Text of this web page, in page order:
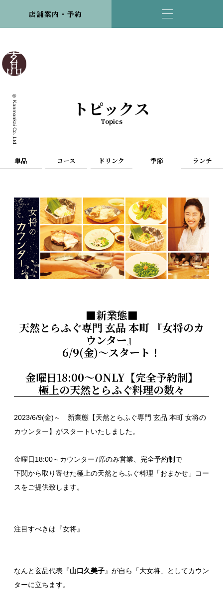
店舗案内・予約
© Kanmonkai Co.,Ltd. トピックス
Topics
単品 コース ドリンク 季節 ランチ
■新業態■
天然とらふぐ専門 玄品 本町 『女将のカ
ウンター』
6/9(金)～スタート！
金曜日18:00～ONLY【完全予約制】
極上の天然とらふぐ料理の数々
2023/6/9(金)～ 新業態【天然とらふぐ専門 玄品 本町 女将の
カウンター】がスタートいたしました。
金曜日18:00～カウンター7席のみ営業、完全予約制で
下関から取り寄せた極上の天然とらふぐ料理「おまかせ」コー
スをご提供致します。
注目すべきは『女将』
なんと玄品代表『山口久美子』が自ら「大女将」としてカウン
ターに立ちます。